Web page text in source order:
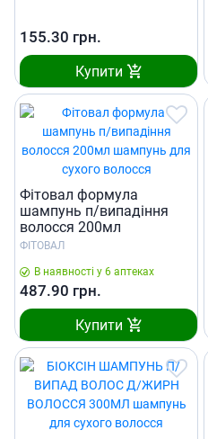
155.30 грн.
Купити
Фiтовал формула
шампунь п/випадiння
волосся 200мл
ФІТОВАЛ
В наявності у 6 аптеках
487.90 грн.
Купити